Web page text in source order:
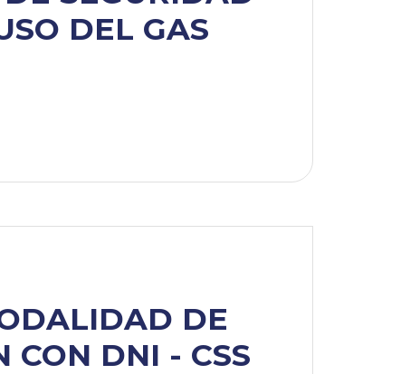
DEL GAS
DE
CON DNI - CSS